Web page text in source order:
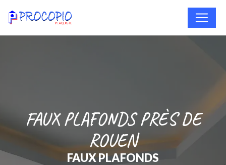
FAUX PLAFONDS PRÈS DE
ROUEN
FAUX PLAFONDS